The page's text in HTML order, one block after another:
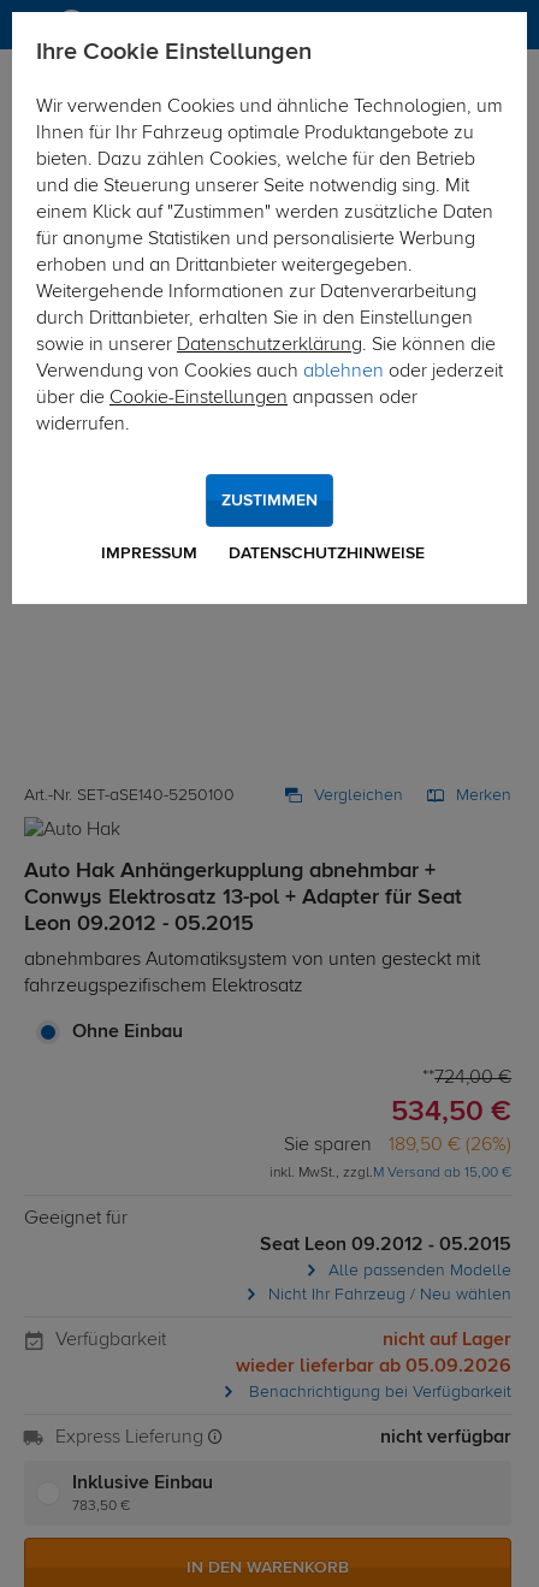
Hier geht's zur Fahrzeugübersicht: Seat Leon
Art.-Nr. SET-aSE140-5250100 Vergleichen Merken
Auto Hak Anhängerkupplung abnehmbar +
Conwys Elektrosatz 13-pol + Adapter für Seat
Leon 09.2012 - 05.2015
abnehmbares Automatiksystem von unten gesteckt mit
fahrzeugspezifischem Elektrosatz
Ohne Einbau
724,00 €
534,50 €
Sie sparen 189,50 € (26%)
inkl. MwSt., zzgl.M Versand ab 15,00 €
Geeignet für
Seat Leon 09.2012 - 05.2015
Alle passenden Modelle
Nicht Ihr Fahrzeug / Neu wählen
Verfügbarkeit
nicht auf Lager
wieder lieferbar ab 05.09.2026
Benachrichtigung bei Verfügbarkeit
Express Lieferung nicht verfügbar
Inklusive Einbau
783,50 €
IN DEN WARENKORB
Ihre Cookie Einstellungen
Wir verwenden Cookies und ähnliche Technologien, um
Ihnen für Ihr Fahrzeug optimale Produktangebote zu
bieten. Dazu zählen Cookies, welche für den Betrieb
und die Steuerung unserer Seite notwendig sing. Mit
einem Klick auf "Zustimmen" werden zusätzliche Daten
für anonyme Statistiken und personalisierte Werbung
erhoben und an Drittanbieter weitergegeben.
Weitergehende Informationen zur Datenverarbeitung
durch Drittanbieter, erhalten Sie in den Einstellungen
sowie in unserer Datenschutzerklärung. Sie können die
Verwendung von Cookies auch ablehnen oder jederzeit
über die Cookie-Einstellungen anpassen oder
widerrufen.
IMPRESSUM DATENSCHUTZHINWEISE
ZUSTIMMEN